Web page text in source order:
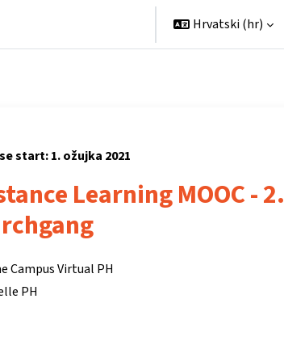
Hrvatski ‎(hr)‎
start: 1. ožujka 2021
Learning MOOC - 2.
Campus Virtual PH
PH